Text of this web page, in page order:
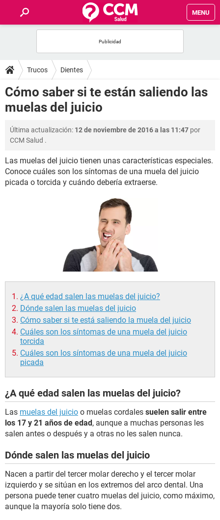
MENU
FOROS
SALUD
FAMILIA
NUTRICIÓN
BIENESTAR
SEXUALIDAD
Trucos Dientes
Cómo saber si te están saliendo las
muelas del juicio
Última actualización: 12 de noviembre de 2016 a las 11:47 por
CCM Salud .
Las muelas del juicio tienen unas características especiales.
Conoce cuáles son los síntomas de una muela del juicio
picada o torcida y cuándo debería extraerse.
¿A qué edad salen las muelas del juicio?
Dónde salen las muelas del juicio
Cómo saber si te está saliendo la muela del juicio
Cuáles son los síntomas de una muela del juicio
torcida
Cuáles son los síntomas de una muela del juicio
picada
¿A qué edad salen las muelas del juicio?
Las muelas del juicio o muelas cordales suelen salir entre
los 17 y 21 años de edad, aunque a muchas personas les
salen antes o después y a otras no les salen nunca.
Dónde salen las muelas del juicio
Nacen a partir del tercer molar derecho y el tercer molar
izquierdo y se sitúan en los extremos del arco dental. Una
persona puede tener cuatro muelas del juicio, como máximo,
aunque la mayoría solo tiene dos.